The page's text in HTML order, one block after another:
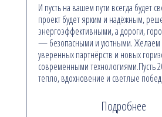
И пусть на вашем пути всегда будет
проект будет ярким и надёжным,
энергоэффективными, а дороги,
— безопасными и уютными. Желаем
уверенных партнёрств и новых
современными технологиями.Пусть
тепло, вдохновение и светлые
Подробнее